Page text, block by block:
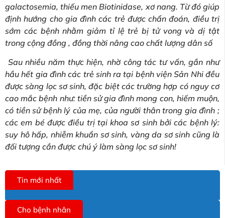
galactosemia, thiếu men Biotinidase, xơ nang. Từ đó giúp
định hướng cho gia đình các trẻ được chẩn đoán, điều trị
sớm các bệnh nhằm giảm tỉ lệ trẻ bị tử vong và dị tật
trong cộng đồng , đồng thời nâng cao chất lượng dân số
Sau nhiều năm thực hiện, nhờ công tác tư vấn, gần như
hầu hết gia đình các trẻ sinh ra tại bệnh viện Sản Nhi đều
được sàng lọc sơ sinh, đặc biệt các trường hợp có nguy cơ
cao mắc bệnh như: tiền sử gia đình mong con, hiếm muộn,
có tiền sử bệnh lý của mẹ, của người thân trong gia đình ;
các em bé được điều trị tại khoa sơ sinh bởi các bệnh lý:
suy hô hấp, nhiễm khuẩn sơ sinh, vàng da sơ sinh cũng là
đối tượng cần được chú ý làm sàng lọc sơ sinh!
Tin mới nhất
Cho bệnh nhân